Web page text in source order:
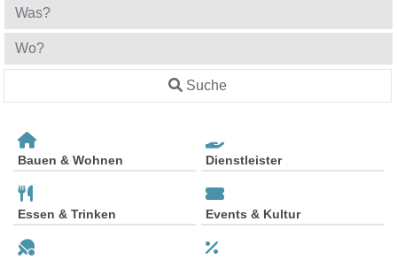
Suche
Bauen & Wohnen Dienstleister
Essen & Trinken Events & Kultur